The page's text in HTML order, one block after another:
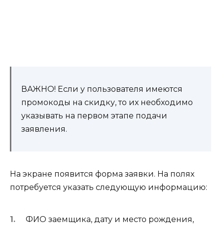
ВАЖНО! Если у пользователя имеются
промокоды на скидку, то их необходимо
указывать на первом этапе подачи
заявления.
На экране появится форма заявки. На полях
потребуется указать следующую информацию:
ФИО заемщика, дату и место рождения,